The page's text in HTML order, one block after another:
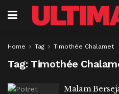
Home Tag Timothée Chalamet
Tag: Timothée
Malam